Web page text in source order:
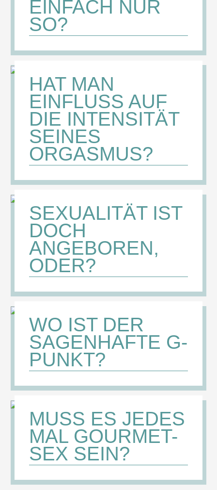
EINFACH NUR
SO?
HAT MAN
EINFLUSS AUF
DIE INTENSITÄT
SEINES
ORGASMUS?
SEXUALITÄT IST
DOCH
ANGEBOREN,
ODER?
WO IST DER
SAGENHAFTE G-
PUNKT?
MUSS ES JEDES
MAL GOURMET-
SEX SEIN?